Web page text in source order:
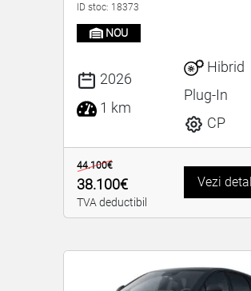
ID stoc: 18373
NOU
2026
1 km
Hibrid
Plug-In
CP
44.100€
38.100€
TVA deductibil
Vezi